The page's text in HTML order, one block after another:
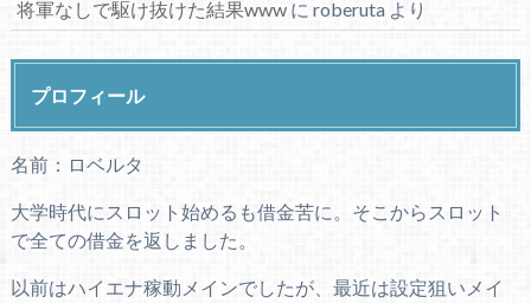
将軍なしで駆け抜けた結果wwwに roberutaより
プロフィール
名前：ロベルタ
大学時代にスロット始めるも借金苦に。そこからスロット
で全ての借金を返しました。
以前はハイエナ稼動メインでしたが、最近は設定狙いメイ